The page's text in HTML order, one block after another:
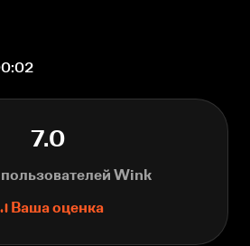
7.0
Wink
Ваша оценка